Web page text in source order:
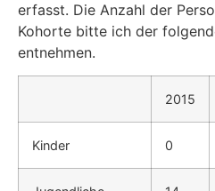
erfasst. Die Anzahl der
Kohorte bitte ich der
entnehmen.
2015
Kinder 0